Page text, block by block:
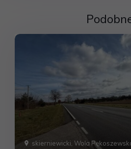
skierniewicki,Wola